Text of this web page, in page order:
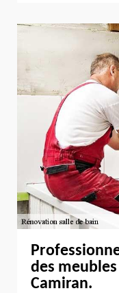
des
Camiran.